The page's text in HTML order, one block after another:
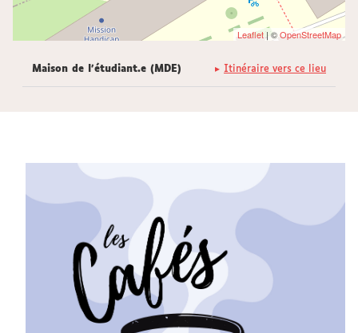
Leaflet | ©OpenStreetMap
Itinéraire vers ce lieu
Maison de l'étudiant.e (MDE)